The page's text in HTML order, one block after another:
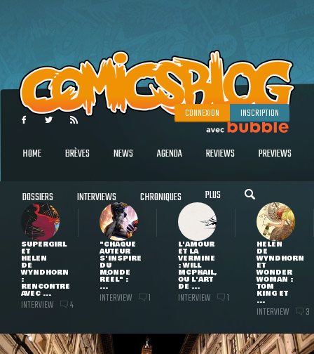
CONNEXION INSCRIPTION
HOME BRÈVES NEWS AGENDA REVIEWS PREVIEWS
DOSSIERS INTERVIEWS CHRONIQUES PLUS
SUPERGIRL
ET
HELEN
DE
WYNDHORN
:
RENCONTRE
AVEC ...
INTERVIEW 4
"CHAQUE
AUTEUR
S'INSPIRE
DU
MONDE
RÉEL" :
...
INTERVIEW 1
L'AMOUR
ET LA
VERMINE
: WILL
MCPHAIL,
OU L'ART
DE ...
INTERVIEW 1
HELEN
DE
WYNDHORN
ET
WONDER
WOMAN :
TOM
KING ET
...
INTERVIEW 3